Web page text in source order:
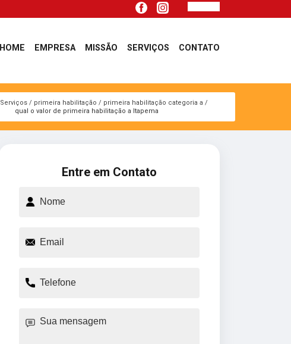
HOME EMPRESA MISSÃO SERVIÇOS CONTATO
Serviços primeira habilitação
primeira habilitação categoria a
qual o valor de primeira habilitação a Itapema
Entre em Contato